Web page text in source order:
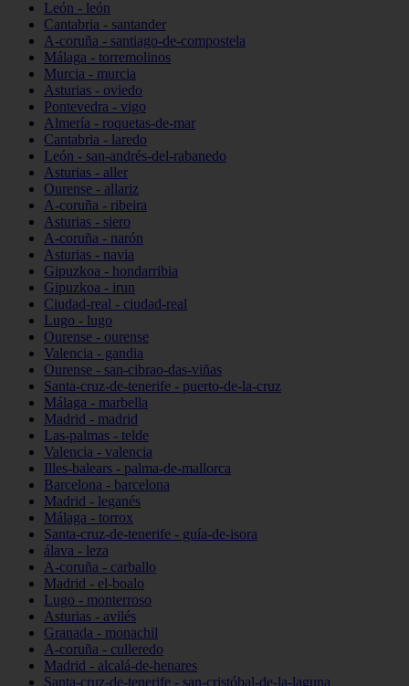
León - león
Cantabria - santander
A-coruña - santiago-de-compostela
Málaga - torremolinos
Murcia - murcia
Asturias - oviedo
Pontevedra - vigo
Almería - roquetas-de-mar
Cantabria - laredo
León - san-andrés-del-rabanedo
Asturias - aller
Ourense - allariz
A-coruña - ribeira
Asturias - siero
A-coruña - narón
Asturias - navia
Gipuzkoa - hondarribia
Gipuzkoa - irun
Ciudad-real - ciudad-real
Lugo - lugo
Ourense - ourense
Valencia - gandia
Ourense - san-cibrao-das-viñas
Santa-cruz-de-tenerife - puerto-de-la-cruz
Málaga - marbella
Madrid - madrid
Las-palmas - telde
Valencia - valencia
Illes-balears - palma-de-mallorca
Barcelona - barcelona
Madrid - leganés
Málaga - torrox
Santa-cruz-de-tenerife - guía-de-isora
álava - leza
A-coruña - carballo
Madrid - el-boalo
Lugo - monterroso
Asturias - avilés
Granada - monachil
A-coruña - culleredo
Madrid - alcalá-de-henares
Santa-cruz-de-tenerife - san-cristóbal-de-la-laguna